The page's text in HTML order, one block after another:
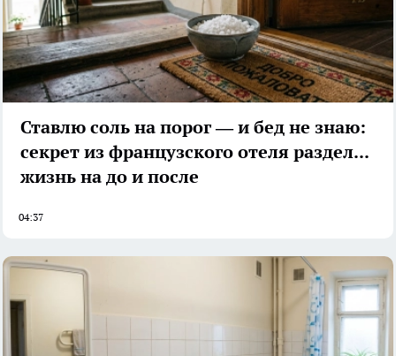
Ставлю соль на порог — и бед не знаю:
секрет из французского отеля разделил
жизнь на до и после
04:37